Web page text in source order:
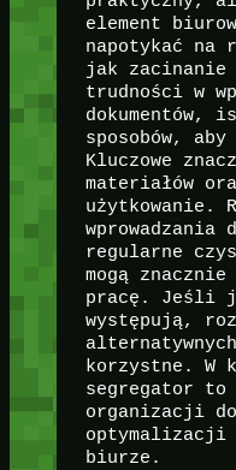
element
napotykać na
jak zacinanie
trudności w
dokumentów,
sposobów,
Kluczowe
materiałów
użytkowanie.
wprowadzania
regularne
mogą
pracę. Jeśli
występują,
korzystne. W
segregator to
organizacji
optymalizacji
biurze.